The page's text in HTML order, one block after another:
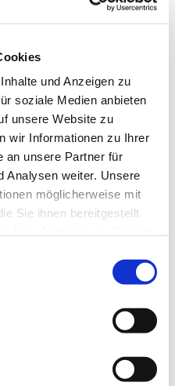
und Anzeigen zu
soziale Medien anbieten
unsere Website zu
wir Informationen zu Ihrer
an unsere Partner für
Analysen weiter. Unsere
möglicherweise mit
Sie ihnen bereitgestellt
des
Sohn,
durch den
von der
unter Pontius
und
in das Reich
Tage
Toten,
er sitzt zur
kommen,
zu
und die Toten. Ich
Geist,
die heilige